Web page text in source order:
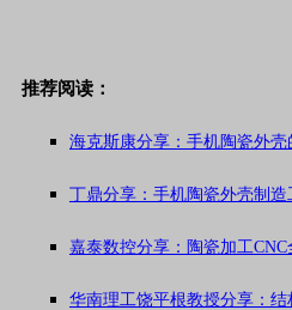
推荐阅读：
海克斯康分享：手机陶瓷外壳
丁鼎分享：手机陶瓷外壳制造
嘉泰数控分享：陶瓷加工CNC
华南理工饶平根教授分享：